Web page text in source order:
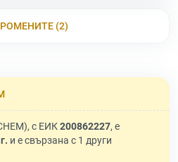
(2)
с ЕИК200862227, е
и е свързана с 1 други